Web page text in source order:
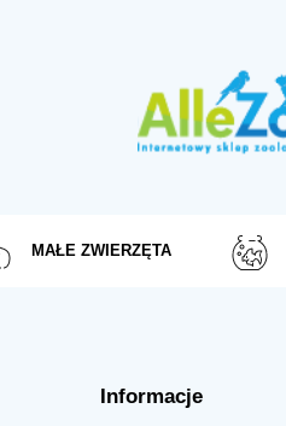
MAŁE ZWIERZĘTA
Informacje